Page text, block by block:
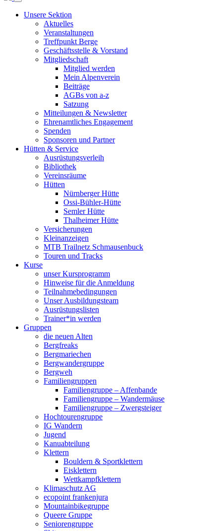
Unsere Sektion
Aktuelles
Veranstaltungen
Treffpunkt Berge
Geschäftsstelle & Vorstand
Mitgliedschaft
Mitglied werden
Mein Alpenverein
Beiträge
AGBs von a-z
Satzung
Mitteilungen & Newsletter
Ehrenamtliches Engagement
Spenden
Sponsoren und Partner
Hütten & Service
Ausrüstungsverleih
Bibliothek
Vereinsräume
Hütten
Nürnberger Hütte
Ossi-Bühler-Hütte
Semler Hütte
Thalheimer Hütte
Versicherungen
Kleinanzeigen
MTB Trailnetz Schmausenbuck
Touren und Tracks
Kurse
unser Kursprogramm
Hinweise für die Anmeldung
Teilnahmebedingungen
Unser Ausbildungsteam
Ausrüstungslisten
Trainer*in werden
Gruppen
die neuen Alten
Bergfreaks
Bergmariechen
Bergwandergruppe
Bergweh
Familiengruppen
Familiengruppe – Affenbande
Familiengruppe – Wandermäuse
Familiengruppe – Zwergsteiger
Hochtourengruppe
IG Wandern
Jugend
Kanuabteilung
Klettern
Bouldern & Sportklettern
Eisklettern
Wettkampfklettern
Klimaschutz AG
ecopoint frankenjura
Mountainbikegruppe
Queere Gruppe
Seniorengruppe